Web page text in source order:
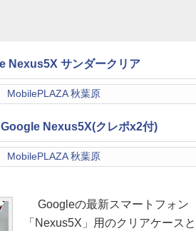
Nexus5X サンダークリア
MobilePLAZA 秋葉原
Nexus5X(クレポx2付)
MobilePLAZA 秋葉原
Googleの最新スマートフォン
「Nexus5X」用のクリアケースと